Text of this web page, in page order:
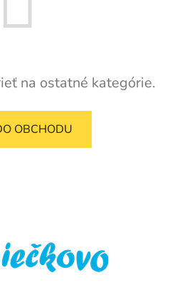
na ostatné kategórie.
OBCHODU